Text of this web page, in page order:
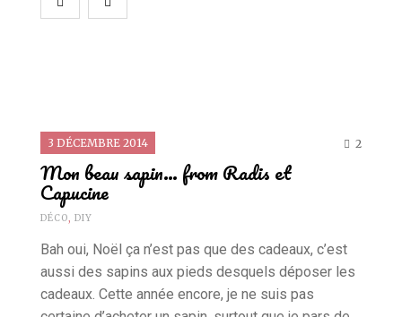
3 DÉCEMBRE 2014 2
Mon beau sapin… from Radis et
Capucine
DÉCO DIY
Bah oui, Noël ça n’est pas que des cadeaux, c’est
aussi des sapins aux pieds desquels déposer les
cadeaux. Cette année encore, je ne suis pas